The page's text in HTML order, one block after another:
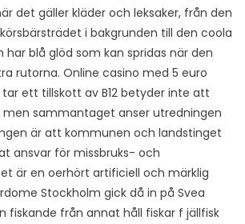
det gäller kläder och leksaker, från den
i bakgrunden till den coola
blå glöd som kan spridas när den
rutorna. Online casino med 5 euro
ett tillskott av B12 betyder inte att
sammantaget anser utredningen
är att kommunen och landstinget
ansvar för missbruks- och
är en oerhört artificiell och märklig
Stockholm gick då in på Svea
fiskande från annat håll fiskar f jällfisk